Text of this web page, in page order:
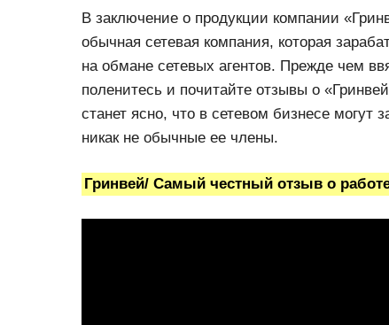
В заключение о продукции компании
обычная сетевая компания, которая
на обмане сетевых агентов. Прежде чем
поленитесь и почитайте отзывы о
станет ясно, что в сетевом бизнесе могут
никак не обычные ее члены.
Гринвей/ Самый честный отзыв о